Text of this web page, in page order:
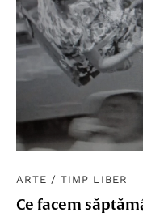
ARTE /TIMP LIBER
Ce facem